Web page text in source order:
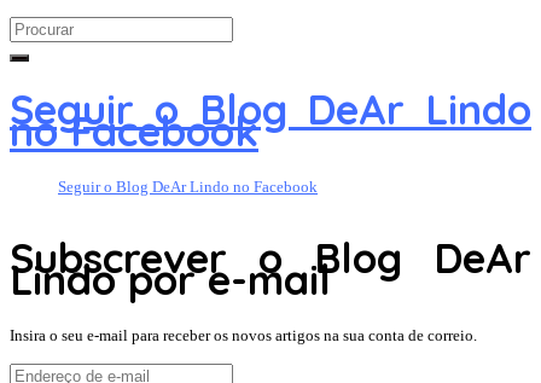
Search
for:
Seguir o Blog DeAr Lindo
no Facebook
Seguir o Blog DeAr Lindo no Facebook
Subscrever o Blog DeAr
Lindo por e-mail
Insira o seu e-mail para receber os novos artigos na sua conta de correio.
Endereço